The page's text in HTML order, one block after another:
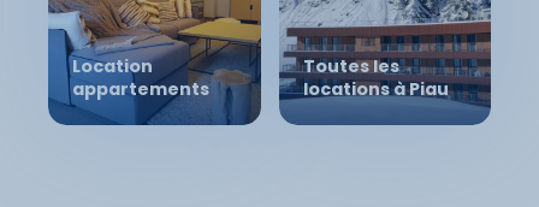
Location
appartements
Toutes les
locations à Piau